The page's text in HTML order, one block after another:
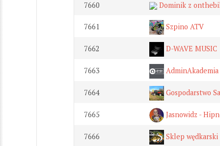
7660 Dominik z
7661 Szpino ATV
7662 D-WAVE MUSIC
7663 AdminAkademia
7664 Gospodarstwo
7665 Jasnowidz -
7666 Sklep